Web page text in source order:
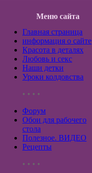
Меню сайта
Главная страница
информация о сайте
Красота в деталях
Любовь и секс
Наши детки
Уроки колдовства
• • • •
Форум
Обои для рабочего
стола
Полезное. ВИДЕО
Рецепты
• • • •